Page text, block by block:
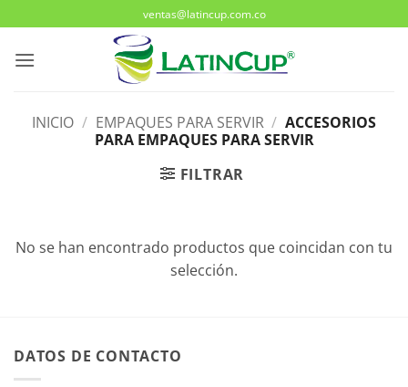
al
contenido
ventas@latincup.com.co
INICIO / EMPAQUES PARA SERVIR / ACCESORIOS
PARA EMPAQUES PARA SERVIR
FILTRAR
No se han encontrado productos que coincidan con tu
selección.
DATOS DE CONTACTO